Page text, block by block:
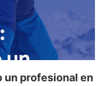
un profesional en